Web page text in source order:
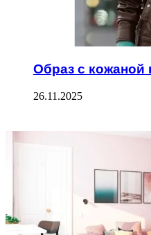
Образ с кожаной
26.11.2025